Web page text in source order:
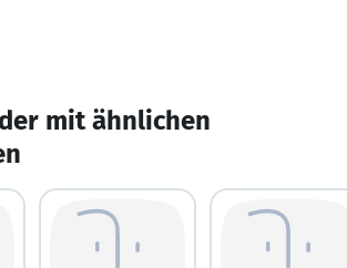
mit ähnlichen